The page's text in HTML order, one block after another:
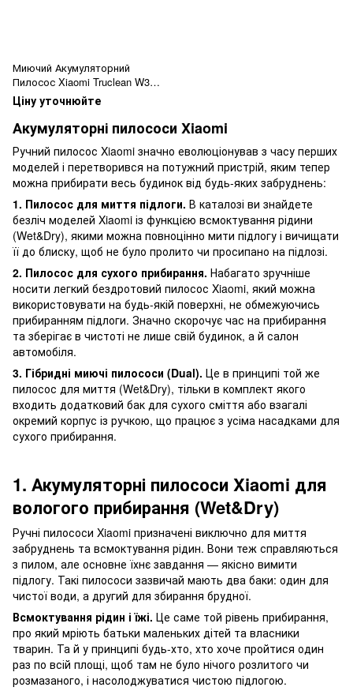
Миючий Акумуляторний
Пилосос Xiaomi Truclean W30
Pro (E303HW)
Ціну уточнюйте
Акумуляторні пилососи Xiaomi
Ручний пилосос Xiaomi значно еволюціонував з часу перших
моделей і перетворився на потужний пристрій, яким тепер
можна прибирати весь будинок від будь-яких забруднень:
1. Пилосос для миття підлоги. В каталозі ви знайдете
безліч моделей Xiaomi із функцією всмоктування рідини
(Wet&Dry), якими можна повноцінно мити підлогу і вичищати
її до блиску, щоб не було пролито чи просипано на підлозі.
2. Пилосос для сухого прибирання. Набагато зручніше
носити легкий бездротовий пилосос Xiaomi, який можна
використовувати на будь-якій поверхні, не обмежуючись
прибиранням підлоги. Значно скорочує час на прибирання
та зберігає в чистоті не лише свій будинок, а й салон
автомобіля.
3. Гібридні миючі пилососи (Dual). Це в принципі той же
пилосос для миття (Wet&Dry), тільки в комплект якого
входить додатковий бак для сухого сміття або взагалі
окремий корпус із ручкою, що працює з усіма насадками для
сухого прибирання.
1. Акумуляторні пилососи Xiaomi для
вологого прибирання (Wet&Dry)
Ручні пилососи Xiaomi призначені виключно для миття
забруднень та всмоктування рідин. Вони теж справляються
з пилом, але основне їхнє завдання — якісно вимити
підлогу. Такі пилососи зазвичай мають два баки: один для
чистої води, а другий для збирання брудної.
Всмоктування рідин і їжі. Це саме той рівень прибирання,
про який мріють батьки маленьких дітей та власники
тварин. Та й у принципі будь-хто, хто хоче пройтися один
раз по всій площі, щоб там не було нічого розлитого чи
розмазаного, і насолоджуватися чистою підлогою.